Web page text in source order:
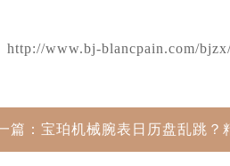
http://www.bj-blancpain.com/
篇： 宝珀机械腕表日历盘乱跳？